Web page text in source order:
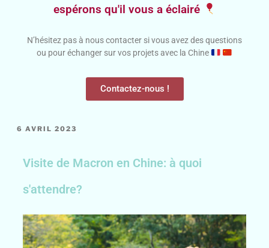
espérons qu'il vous a éclairé
N’hésitez pas à nous contacter si vous avez des questions
ou pour échanger sur vos projets avec la Chine
Contactez-nous !
6 AVRIL 2023
Visite de Macron en Chine: à quoi
s'attendre?